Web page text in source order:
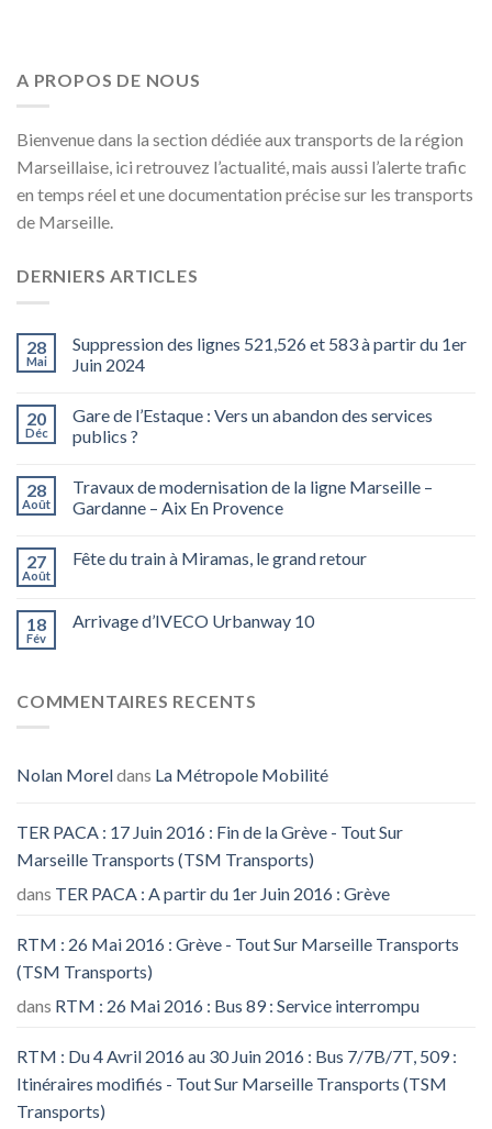
A PROPOS DE NOUS
Bienvenue dans la section dédiée aux transports de la région
Marseillaise, ici retrouvez l’actualité, mais aussi l’alerte trafic
en temps réel et une documentation précise sur les transports
de Marseille.
DERNIERS ARTICLES
28
Mai
Suppression des lignes 521,526 et 583 à partir du 1er
Juin 2024
20
Déc
Gare de l’Estaque : Vers un abandon des services
publics ?
28
Août
Travaux de modernisation de la ligne Marseille –
Gardanne – Aix En Provence
27
Août
Fête du train à Miramas, le grand retour
18
Fév
Arrivage d’IVECO Urbanway 10
COMMENTAIRES RECENTS
Nolan Moreldans La Métropole Mobilité
TER PACA : 17 Juin 2016 : Fin de la Grève - Tout Sur
Marseille Transports (TSM Transports)
dans TER PACA : A partir du 1er Juin 2016 : Grève
RTM : 26 Mai 2016 : Grève - Tout Sur Marseille Transports
(TSM Transports)
dans RTM : 26 Mai 2016 : Bus 89 : Service interrompu
RTM : Du 4 Avril 2016 au 30 Juin 2016 : Bus 7/7B/7T, 509 :
Itinéraires modifiés - Tout Sur Marseille Transports (TSM
Transports)